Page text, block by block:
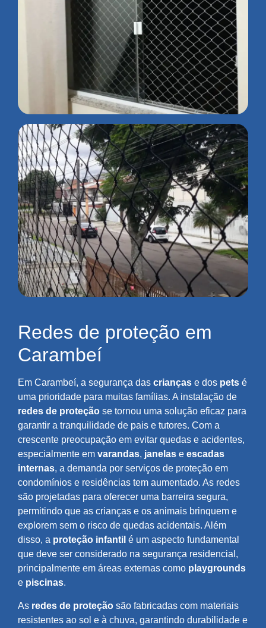
Redes de proteção em
Carambeí
Em Carambeí, a segurança das crianças e dos pets é
uma prioridade para muitas famílias. A instalação de
redes de proteção se tornou uma solução eficaz para
garantir a tranquilidade de pais e tutores. Com a
crescente preocupação em evitar quedas e acidentes,
especialmente em varandas, janelas e escadas
internas, a demanda por serviços de proteção em
condomínios e residências tem aumentado. As redes
são projetadas para oferecer uma barreira segura,
permitindo que as crianças e os animais brinquem e
explorem sem o risco de quedas acidentais. Além
disso, a proteção infantil é um aspecto fundamental
que deve ser considerado na segurança residencial,
principalmente em áreas externas como playgrounds
e piscinas.
As redes de proteção são fabricadas com materiais
resistentes ao sol e à chuva, garantindo durabilidade e